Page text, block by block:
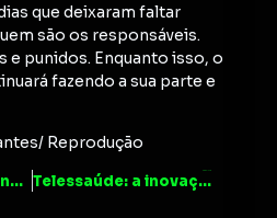
que deixaram faltar
são os responsáveis.
e punidos. Enquanto isso, o
fazendo a sua parte e
Reprodução
Libera geral do manda chuva negacionista Telessaúde: a inovação dos cuidados médicos